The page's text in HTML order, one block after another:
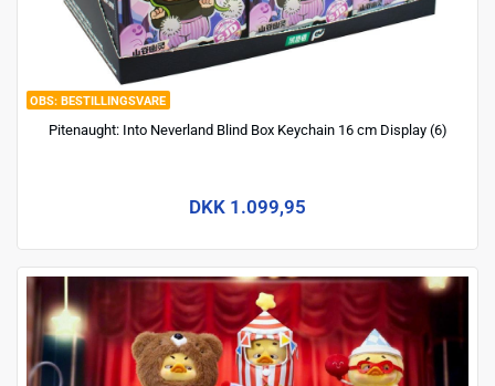
BESTILLINGSVARE
Pitenaught: Into Neverland Blind Box Keychain 16 cm Display (6)
DKK 1.099,95